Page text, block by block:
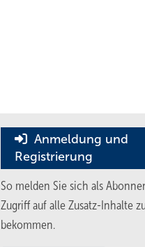
Anmeldung und
Registrierung
So melden Sie sich als
Zugriff auf alle Zusatz-Inhalte
bekommen.